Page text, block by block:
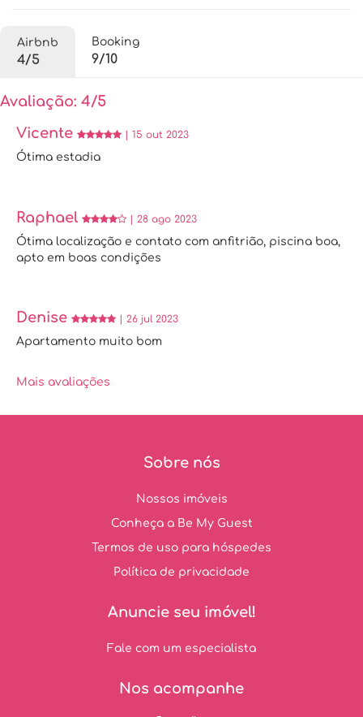
Airbnb
4/5
Booking
9/10
Avaliação: 4/5
Vicente
| 15 out 2023
Ótima estadia
Raphael | 28 ago 2023
Ótima localização e contato com anfitrião, piscina boa,
apto em boas condições
Denise | 26 jul 2023
Apartamento muito bom
Mais avaliações
Sobre nós
Nossos imóveis
Conheça a Be My Guest
Termos de uso para hóspedes
Política de privacidade
Anuncie seu imóvel!
Fale com um especialista
Nos acompanhe